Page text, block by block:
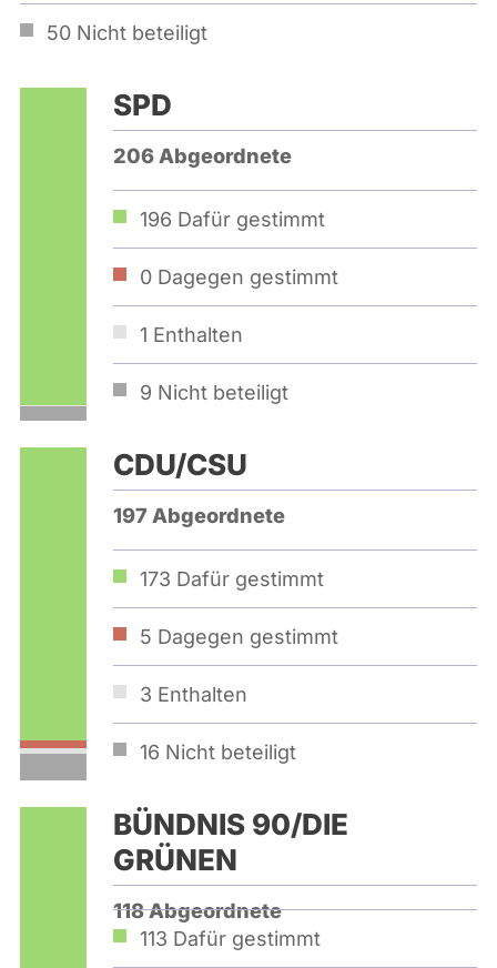
50 Nicht beteiligt
SPD
206 Abgeordnete
196 Dafür gestimmt
0 Dagegen gestimmt
1 Enthalten
9 Nicht beteiligt
CDU/CSU
197 Abgeordnete
173 Dafür gestimmt
5 Dagegen gestimmt
3 Enthalten
16 Nicht beteiligt
BÜNDNIS 90/­DIE
GRÜNEN
118 Abgeordnete
113 Dafür gestimmt